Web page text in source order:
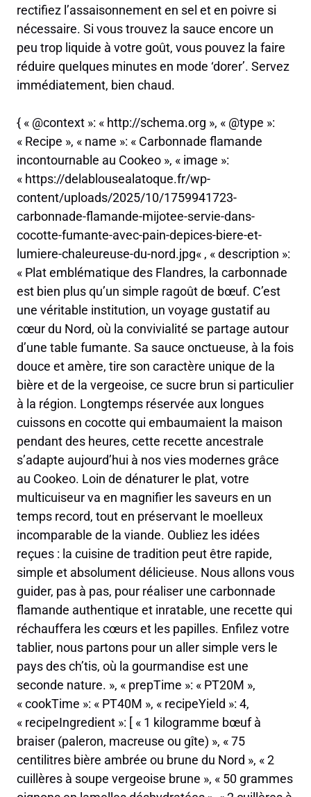
rectifiez l’assaisonnement en sel et en poivre si
nécessaire. Si vous trouvez la sauce encore un
peu trop liquide à votre goût, vous pouvez la faire
réduire quelques minutes en mode ‘dorer’. Servez
immédiatement, bien chaud.
{ « @context »: « http://schema.org », « @type »:
« Recipe », « name »: « Carbonnade flamande
incontournable au Cookeo », « image »:
« https://delablousealatoque.fr/wp-
content/uploads/2025/10/1759941723-
carbonnade-flamande-mijotee-servie-dans-
cocotte-fumante-avec-pain-depices-biere-et-
lumiere-chaleureuse-du-nord.jpg« , « description »:
« Plat emblématique des Flandres, la carbonnade
est bien plus qu’un simple ragoût de bœuf. C’est
une véritable institution, un voyage gustatif au
cœur du Nord, où la convivialité se partage autour
d’une table fumante. Sa sauce onctueuse, à la fois
douce et amère, tire son caractère unique de la
bière et de la vergeoise, ce sucre brun si particulier
à la région. Longtemps réservée aux longues
cuissons en cocotte qui embaumaient la maison
pendant des heures, cette recette ancestrale
s’adapte aujourd’hui à nos vies modernes grâce
au Cookeo. Loin de dénaturer le plat, votre
multicuiseur va en magnifier les saveurs en un
temps record, tout en préservant le moelleux
incomparable de la viande. Oubliez les idées
reçues : la cuisine de tradition peut être rapide,
simple et absolument délicieuse. Nous allons vous
guider, pas à pas, pour réaliser une carbonnade
flamande authentique et inratable, une recette qui
réchauffera les cœurs et les papilles. Enfilez votre
tablier, nous partons pour un aller simple vers le
pays des ch’tis, où la gourmandise est une
seconde nature. », « prepTime »: « PT20M »,
« cookTime »: « PT40M », « recipeYield »: 4,
« recipeIngredient »: [ « 1 kilogramme bœuf à
braiser (paleron, macreuse ou gîte) », « 75
centilitres bière ambrée ou brune du Nord », « 2
cuillères à soupe vergeoise brune », « 50 grammes